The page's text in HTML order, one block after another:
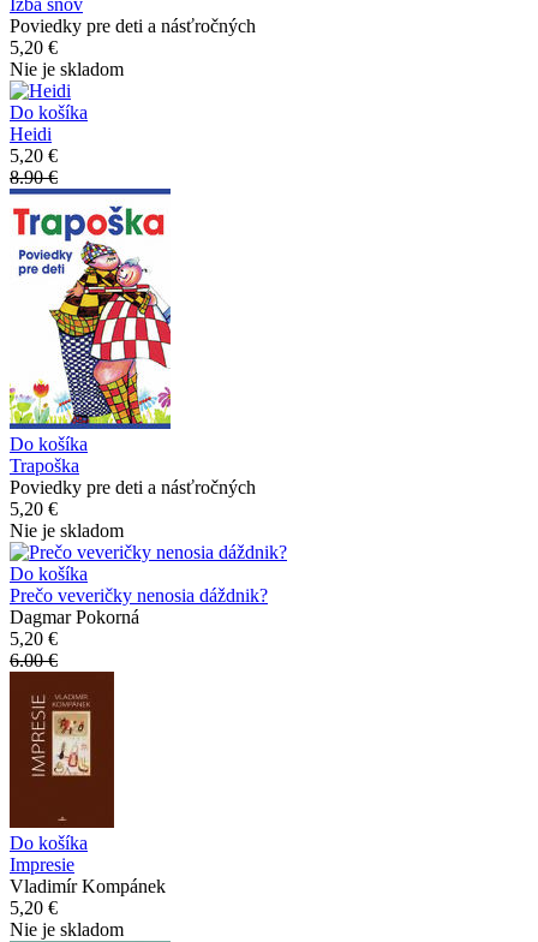
Izba snov
Poviedky pre deti a násťročných
5,20 €
Nie je skladom
Do košíka
Heidi
5,20 €
8.90 €
Do košíka
Trapoška
Poviedky pre deti a násťročných
5,20 €
Nie je skladom
Do košíka
Prečo veveričky nenosia dáždnik?
Dagmar Pokorná
5,20 €
6.00 €
Do košíka
Impresie
Vladimír Kompánek
5,20 €
Nie je skladom